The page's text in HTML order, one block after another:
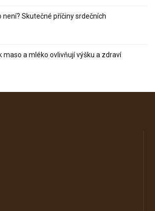
není? Skutečné příčiny srdečních
maso a mléko ovlivňují výšku a zdraví